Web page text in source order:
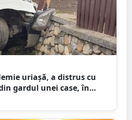
uriașă, a distrus cu
gardul unei case, în